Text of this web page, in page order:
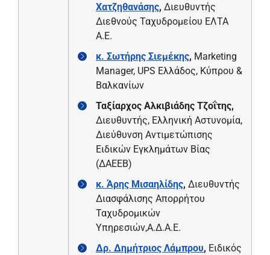
Χατζηθανάσης, Διευθυντής
Διεθνούς Ταχυδρομείου ΕΛΤΑ
Α.Ε.
κ. Σωτήρης Σιεμέκης, Marketing
Manager, UPS Ελλάδος, Κύπρου &
Βαλκανίων
Ταξίαρχος Αλκιβιάδης Τζοΐτης,
Διευθυντής, Ελληνική Αστυνομία,
Διεύθυνση Αντιμετώπισης
Ειδικών Εγκλημάτων Βίας
(ΔΑΕΕΒ)
κ. Άρης Μισαηλίδης, Διευθυντής
Διασφάλισης Απορρήτου
Ταχυδρομικών
Υπηρεσιών,Α.Δ.Α.Ε.
Δρ. Δημήτριος Λάμπρου, Ειδικός